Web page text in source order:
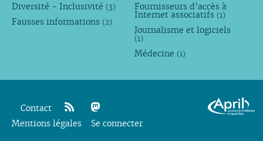
Diversité - Inclusivité (3)
Fausses informations (2)
Fournisseurs d’accès à
Internet associatifs (1)
Journalisme et logiciels
(1)
Médecine (1)
Contact
rss mastodon
Mentions légales Se connecter